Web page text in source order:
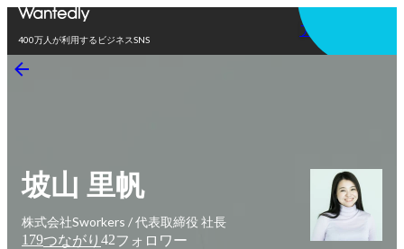
400万人が利用するビジネスSNS
アプリを使う
坡山 里帆
株式会社Sworkers / 代表取締役 社長
179つながり 42フォロワー